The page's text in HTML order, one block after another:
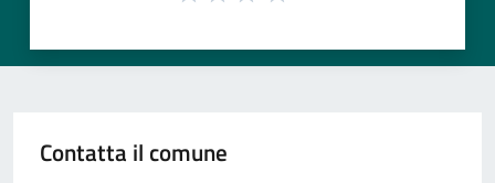
Contatta il comune